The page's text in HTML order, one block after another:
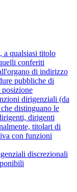
a qualsiasi titolo
conferiti
di indirizzo
pubbliche di
dirigenziali (da
distinguano le
dirigenti
titolari di
con funzioni
discrezionali